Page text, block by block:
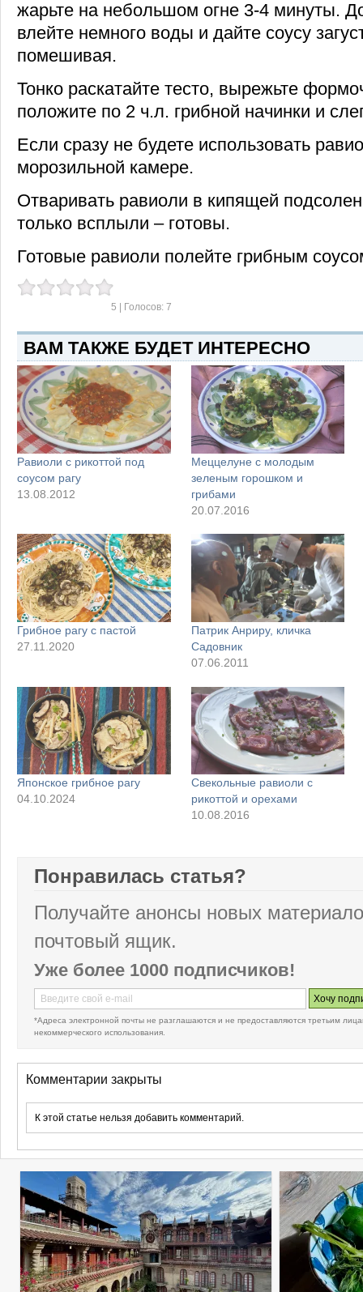
жарьте на небольшом огне 3-4 минуты.
влейте немного воды и дайте соусу
помешивая.
Тонко раскатайте тесто, вырежьте
положите по 2 ч.л. грибной начинки и
Если сразу не будете использовать
морозильной камере.
Отваривать равиоли в кипящей
только всплыли – готовы.
Готовые равиоли полейте грибным
5 | Голосов: 7
ВАМ ТАКЖЕ БУДЕТ ИНТЕРЕСНО
Равиоли с рикоттой под
соусом рагу
13.08.2012
Меццелуне с молодым
зеленым горошком и
грибами
20.07.2016
Грибное рагу с пастой
27.11.2020
Патрик Анриру, кличка
Садовник
07.06.2011
Японское грибное рагу
04.10.2024
Свекольные равиоли с
рикоттой и орехами
10.08.2016
Понравилась статья?
Получайте анонсы новых
почтовый ящик.
Уже более 1000 подписчиков!
*Адреса электронной почты не разглашаются и не предоставляются третьим
некоммерческого использования.
Комментарии закрыты
К этой статье нельзя добавить комментарий.